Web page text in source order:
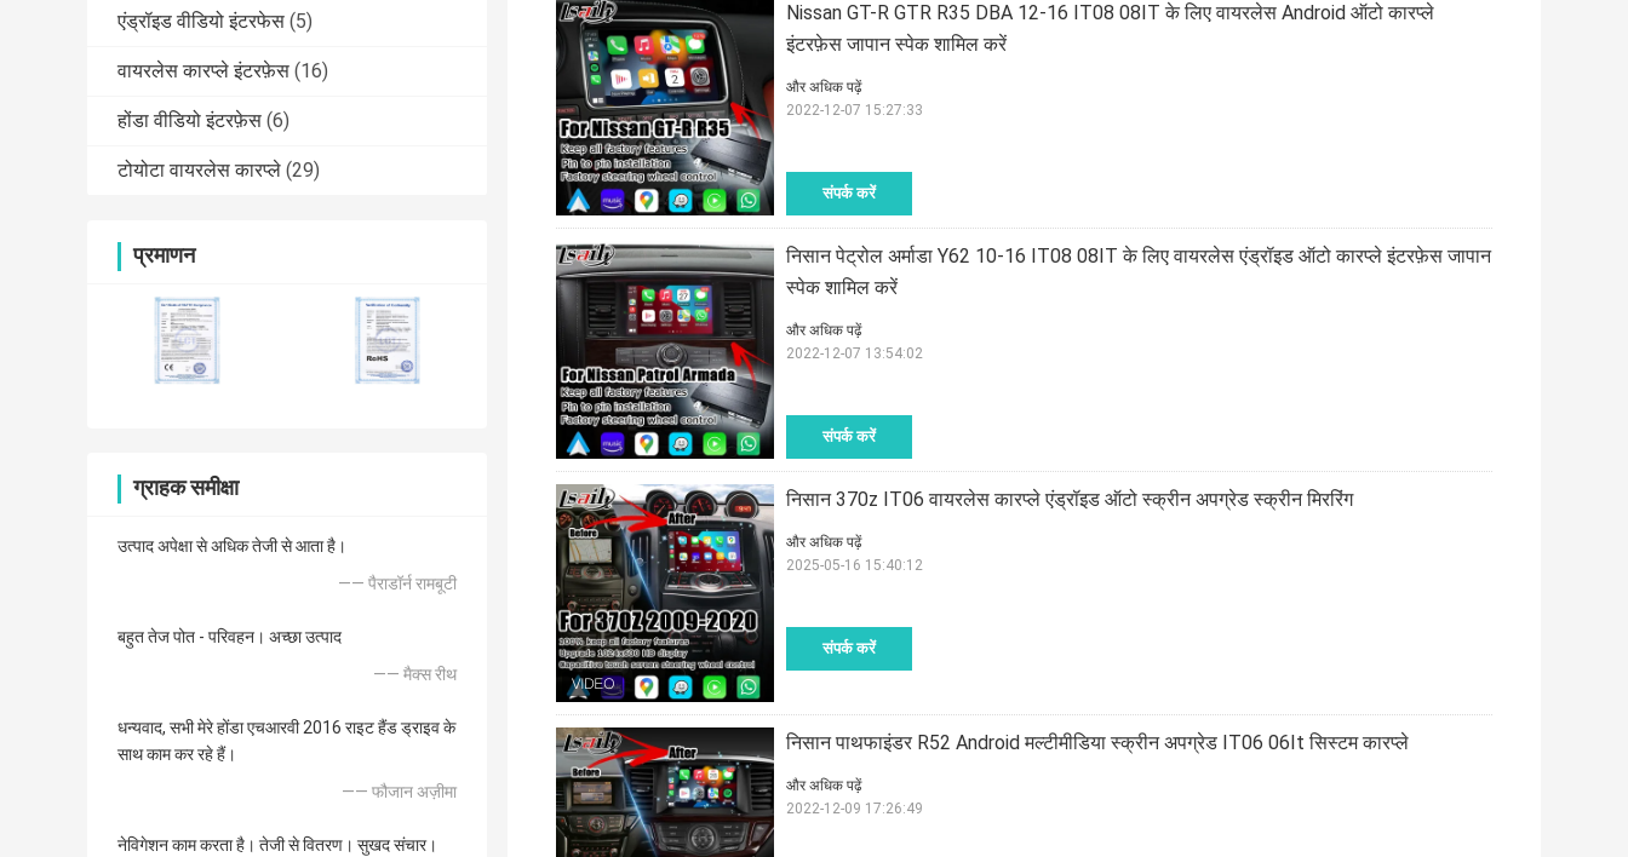
एंड्रॉइड वीडियो इंटरफेस (5)
वायरलेस कारप्ले इंटरफ़ेस (16)
होंडा वीडियो इंटरफ़ेस (6)
टोयोटा वायरलेस कारप्ले (29)
प्रमाणन
ग्राहक समीक्षा
उत्पाद अपेक्षा से अधिक तेजी से आता है।
—— पैराडॉर्न रामबूटी
बहुत तेज पोत - परिवहन। अच्छा उत्पाद
—— मैक्स रीथ
धन्यवाद, सभी मेरे होंडा एचआरवी 2016 राइट हैंड ड्राइव के
साथ काम कर रहे हैं।
—— फौजान अज़ीमा
नेविगेशन काम करता है। तेजी से वितरण। सुखद संचार।
Nissan GT-R GTR R35 DBA 12-16 IT08 08IT के लिए वायरलेस Android ऑटो कारप्ले
इंटरफ़ेस जापान स्पेक शामिल करें
संपर्क करें
और अधिक पढ़ें
2022-12-07 15:27:33
निसान पेट्रोल अर्माडा Y62 10-16 IT08 08IT के लिए वायरलेस एंड्रॉइड ऑटो कारप्ले इंटरफ़ेस जापान
स्पेक शामिल करें
संपर्क करें
और अधिक पढ़ें
2022-12-07 13:54:02
निसान 370z IT06 वायरलेस कारप्ले एंड्रॉइड ऑटो स्क्रीन अपग्रेड स्क्रीन मिररिंग
संपर्क करें
और अधिक पढ़ें
2025-05-16 15:40:12
निसान पाथफाइंडर R52 Android मल्टीमीडिया स्क्रीन अपग्रेड IT06 06It सिस्टम कारप्ले
और अधिक पढ़ें
2022-12-09 17:26:49